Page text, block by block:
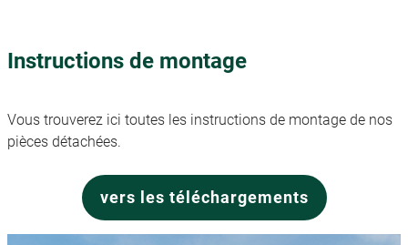
Instructions de montage
Vous trouverez ici toutes les instructions de montage de nos
pièces détachées.
vers les téléchargements